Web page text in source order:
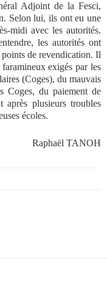
Adjoint de la Fesci,
Selon lui, ils ont eu une
midi avec les autorités.
les autorités ont
de revendication. Il
exigés par les
(Coges), du mauvais
Coges, du paiement de
après plusieurs troubles
écoles.
Raphaël TANOH